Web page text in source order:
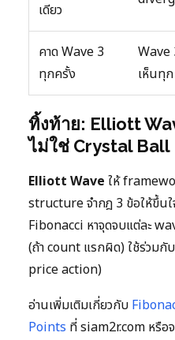
เดียว
คาด Wave 3
ทุกครั้ง
Wave
เห็นทุ
ทิ้งท้าย: Elliott
ไม่ใช่ Crystal Ball
Elliott Wave ให้
structure จำกฎ 3 ข้อให้ขึ้น
Fibonacci หาจุดจบแต่ละ
(ถ้า count แรกผิด) ใช้ร่วม
price action)
อ่านเพิ่มเติมเกี่ยวกับ
Points ที่ siam2r.com หรือ